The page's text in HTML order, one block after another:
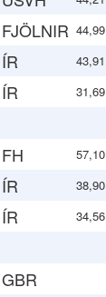
FJÖLNIR
ÍR
ÍR
FH
ÍR
ÍR
GBR